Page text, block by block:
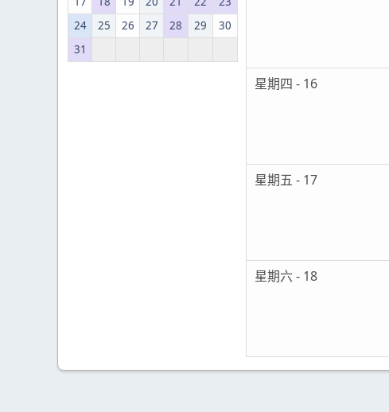
24
25 26 27 28 29
30
31
星期四 - 16
星期五 - 17
星期六 - 18